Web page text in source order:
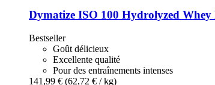
Dymatize ISO 100 Hydrolyzed Whey
Bestseller
Goût délicieux
Excellente qualité
Pour des entraînements intenses
141,99 € (62,72 € / kg)